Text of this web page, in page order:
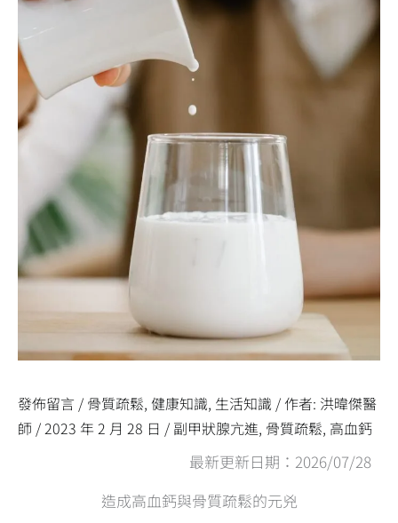
發佈留言 / 骨質疏鬆, 健康知識, 生活知識 / 作者: 洪暐傑醫
師 /2023 年 2 月 28 日 / 副甲狀腺亢進, 骨質疏鬆, 高血鈣
最新更新日期：2026/07/28
造成高血鈣與骨質疏鬆的元兇